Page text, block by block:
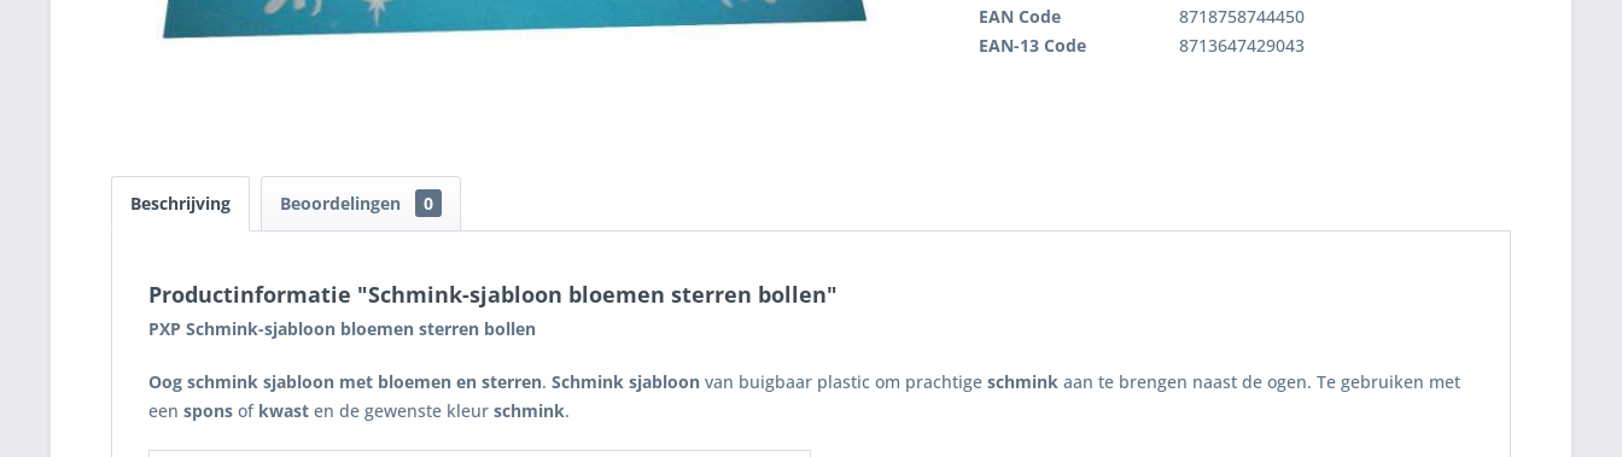
EAN Code
8718758744450
EAN-13 Code
8713647429043
Beschrijving Beoordelingen 0
Productinformatie "Schmink-sjabloon bloemen sterren bollen"
PXP Schmink-sjabloon bloemen sterren bollen
Oog schmink sjabloon met bloemen en sterren. Schmink sjabloon van buigbaar plastic om prachtige schmink aan te brengen naast de ogen. Te gebruiken met
een spons of kwast en de gewenste kleur schmink.